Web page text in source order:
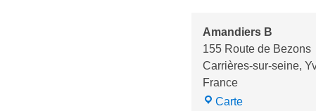
Amandiers B
155 Route de Bezons
Carrières-sur-seine,
France
Carte